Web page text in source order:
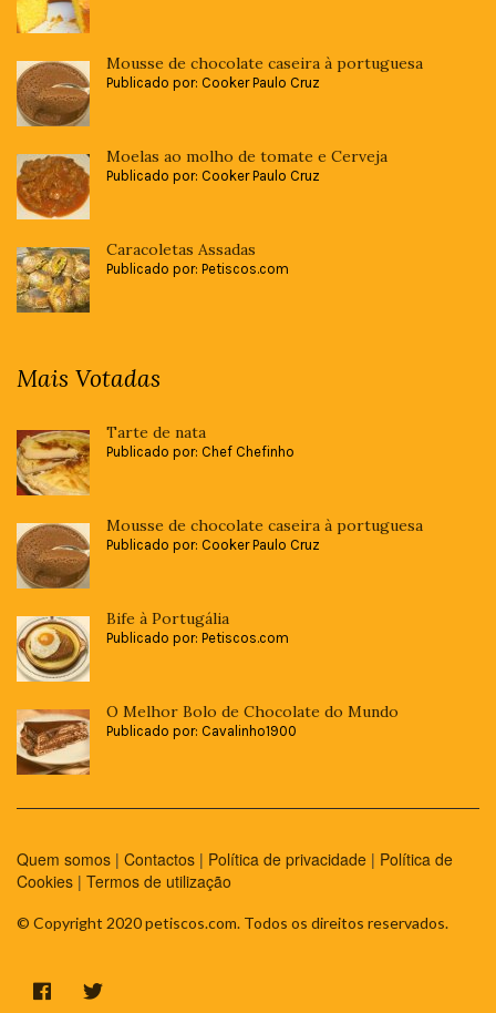
Mousse de chocolate caseira à portuguesa
Publicado por: Cooker Paulo Cruz
Moelas ao molho de tomate e Cerveja
Publicado por: Cooker Paulo Cruz
Caracoletas Assadas
Publicado por: Petiscos.com
Mais Votadas
Tarte de nata
Publicado por: Chef Chefinho
Mousse de chocolate caseira à portuguesa
Publicado por: Cooker Paulo Cruz
Bife à Portugália
Publicado por: Petiscos.com
O Melhor Bolo de Chocolate do Mundo
Publicado por: Cavalinho1900
Quem somos | Contactos | Política de privacidade | Política de
Cookies | Termos de utilização
© Copyright 2020 petiscos.com. Todos os direitos reservados.